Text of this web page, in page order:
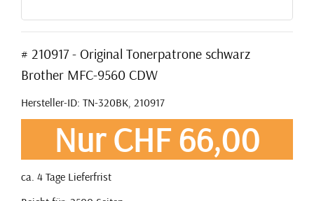
# 210917 - Original Tonerpatrone schwarz
Brother MFC-9560 CDW
Hersteller-ID: TN-320BK, 210917
Nur CHF 66,00
ca. 4 Tage Lieferfrist